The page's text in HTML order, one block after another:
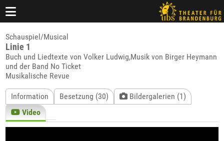
Schauspiel/Musical
Linie 1
Buch und Liedtexte von Volker Ludwig,Musik von Birger Heymann
und der Band No Ticket
Musikalische Revue
Information Besetzung (30)
Bildergalerien (1)
Video